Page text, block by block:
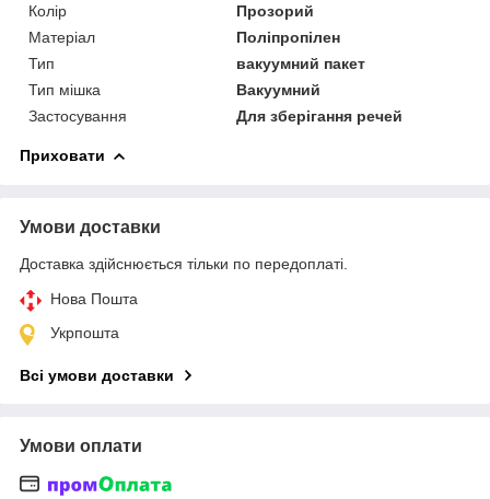
Колір
Прозорий
Матеріал
Поліпропілен
Тип
вакуумний пакет
Тип мішка
Вакуумний
Застосування
Для зберігання речей
Приховати
Умови доставки
Доставка здійснюється тільки по передоплаті.
Нова Пошта
Укрпошта
Всі умови доставки
Умови оплати